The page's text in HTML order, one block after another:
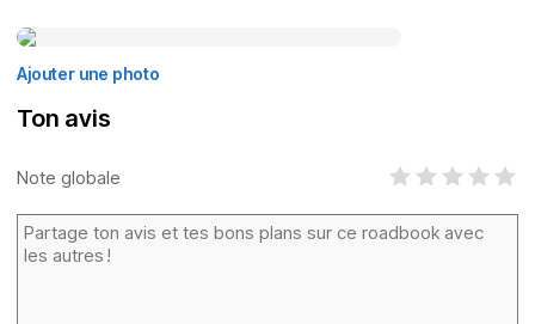
Ajouter une photo
Ton avis
Note globale